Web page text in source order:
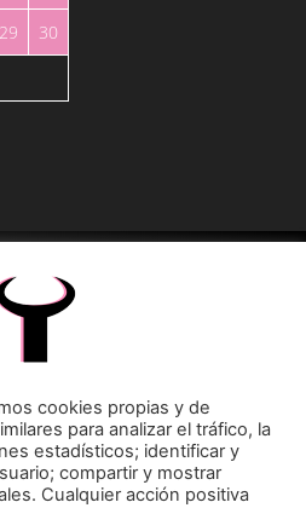
29
30
reservados
cookies propias y de
para analizar el tráfico, la
estadísticos; identificar y
compartir y mostrar
Cualquier acción positiva